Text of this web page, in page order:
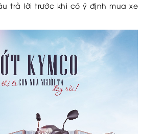
trả lời trước khi có ý định mua xe